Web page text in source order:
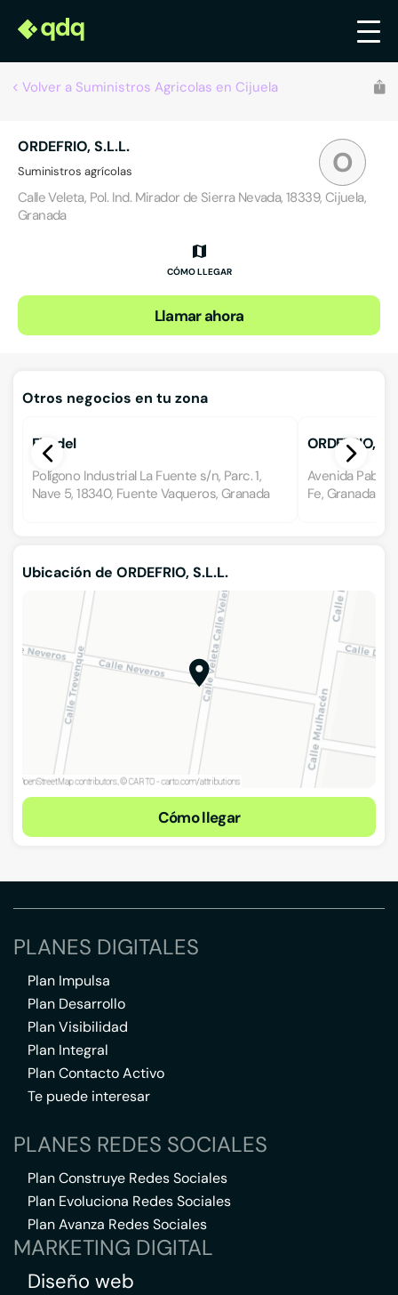
Volver a Suministros Agricolas en Cijuela
O
ORDEFRIO, S.L.L.
Suministros agrícolas
Calle Veleta, Pol. Ind. Mirador de Sierra Nevada, 18339, Cijuela,
Granada
CÓMO LLEGAR
Llamar ahora
Otros negocios en tu zona
Fitodel
Polígono Industrial La Fuente s/n, Parc. 1,
Nave 5, 18340, Fuente Vaqueros, Granada
ORDEFRIO,
Avenida Pablo
Fe, Granada
Ubicación de ORDEFRIO, S.L.L.
Cómo llegar
PLANES DIGITALES
Plan Impulsa
Plan Desarrollo
Plan Visibilidad
Plan Integral
Plan Contacto Activo
Te puede interesar
PLANES REDES SOCIALES
Plan Construye Redes Sociales
Plan Evoluciona Redes Sociales
Plan Avanza Redes Sociales
MARKETING DIGITAL
Diseño web